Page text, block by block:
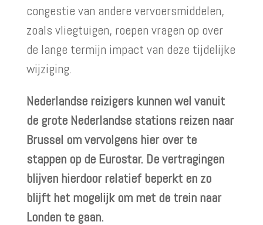
congestie van andere vervoersmiddelen,
zoals vliegtuigen, roepen vragen op over
de lange termijn impact van deze tijdelijke
wijziging.
Nederlandse reizigers kunnen wel vanuit
de grote Nederlandse stations reizen naar
Brussel om vervolgens hier over te
stappen op de Eurostar. De vertragingen
blijven hierdoor relatief beperkt en zo
blijft het mogelijk om met de trein naar
Londen te gaan.